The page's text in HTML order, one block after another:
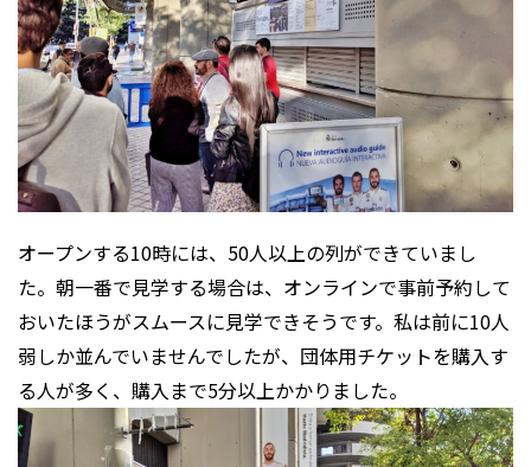
オープンする10時には、50人以上の列ができていまし
た。朝一番で見学する場合は、オンラインで事前予約して
おいたほうがスムースに見学できそうです。私は前に10人
弱しか並んでいませんでしたが、団体用チケットを購入す
る人が多く、購入まで5分以上かかりました。